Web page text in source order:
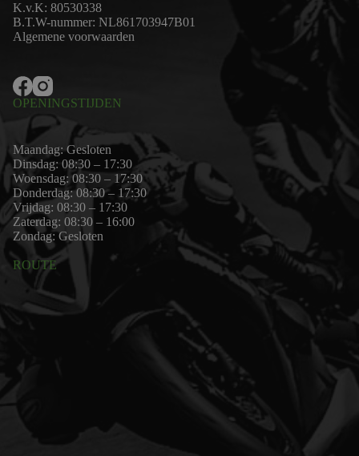
K.v.K: 80530338
B.T.W-nummer: NL861703947B01
Algemene voorwaarden
OPENINGSTIJDEN
Maandag: Gesloten
Dinsdag: 08:30 – 17:30
Woensdag: 08:30 – 17:30
Donderdag: 08:30 – 17:30
Vrijdag: 08:30 – 17:30
Zaterdag: 08:30 – 16:00
Zondag: Gesloten
ROUTE